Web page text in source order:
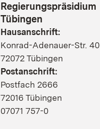
Regierungspräsidium
Tübingen
Hausanschrift:
Konrad-Adenauer-Str. 40
72072 Tübingen
Postanschrift:
Postfach 2666
72016 Tübingen
07071 757-0